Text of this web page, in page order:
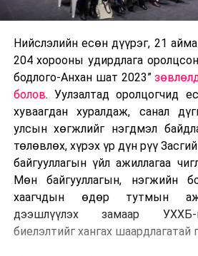
Нийслэлийн есөн дүүрэг, 21
204 хорооны удирдлага
бодлого-Анхан шат 2023”
болов. Уулзалтад оролцогчид
хуваагдан хуралдаж, санал
улсын хөгжлийг нэгдмэл
төлөвлөх, хүрэх үр дүн рүү
байгууллагын үйл ажиллагаа
Мөн байгууллагын, нэгжийн
хаагчдын өдөр тутмын
дээшлүүлэх замаар
биелэлтийг хангах шаардлагатай